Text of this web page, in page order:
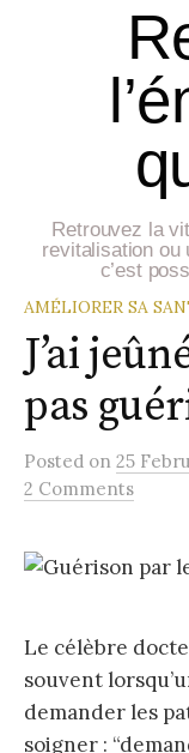
Retrouvez la
revitalisation ou
c’est
AMÉLIORER SA
J’ai
pas
Posted on 25
2 Comments
Le célèbre
souvent
demander les
soigner :